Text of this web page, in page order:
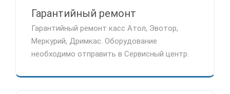
Гарантийный ремонт
Гарантийный ремонт касс Атол, Эвотор,
Меркурий, Дримкас. Оборудование
необходимо отправить в Сервисный центр.